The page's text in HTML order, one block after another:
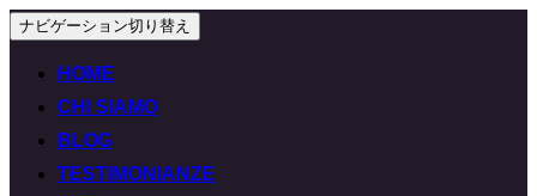
ナビゲーション切り替え
HOME
CHI SIAMO
BLOG
TESTIMONIANZE